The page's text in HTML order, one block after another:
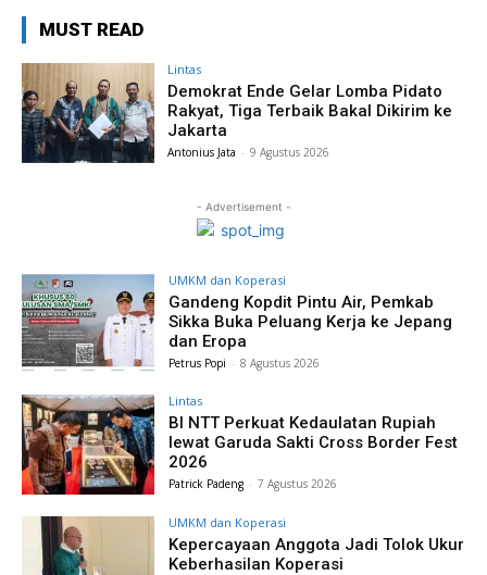
MUST READ
Lintas
Demokrat Ende Gelar Lomba Pidato
Rakyat, Tiga Terbaik Bakal Dikirim ke
Jakarta
Antonius Jata - 9 Agustus 2026
- Advertisement -
UMKM dan Koperasi
Gandeng Kopdit Pintu Air, Pemkab
Sikka Buka Peluang Kerja ke Jepang
dan Eropa
Petrus Popi - 8 Agustus 2026
Lintas
BI NTT Perkuat Kedaulatan Rupiah
lewat Garuda Sakti Cross Border Fest
2026
Patrick Padeng - 7 Agustus 2026
UMKM dan Koperasi
Kepercayaan Anggota Jadi Tolok Ukur
Keberhasilan Koperasi